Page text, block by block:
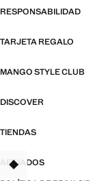
RESPONSABILIDAD
TARJETA REGALO
MANGO STYLE CLUB
DISCOVER
TIENDAS
AFILIADOS